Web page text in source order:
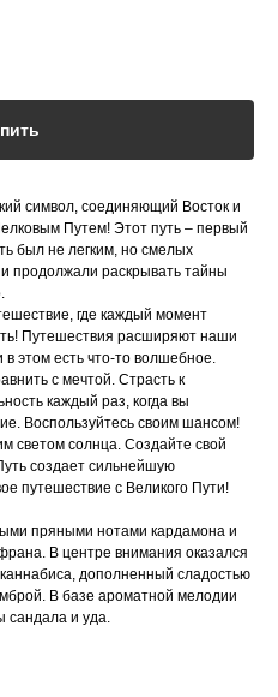
символ, соединяющий Восток и
Путем! Этот путь – первый
был не легким, но смелых
продолжали раскрывать тайны
где каждый момент
Путешествия расширяют наши
этом есть что-то волшебное.
с мечтой. Страсть к
каждый раз, когда вы
Воспользуйтесь своим шансом!
светом солнца. Создайте свой
создает сильнейшую
путешествие с Великого Пути!
пряными нотами кардамона и
В центре внимания оказался
дополненный сладостью
В базе ароматной мелодии
сандала и уда.